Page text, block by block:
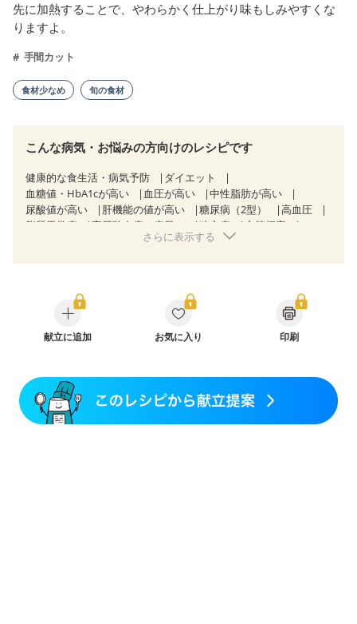
先に加熱することで、やわらかく仕上がり味もしみやすくな
りますよ。
手間カット
食材少なめ 旬の食材
こんな病気・お悩みの方向けのレシピです
健康的な食生活・病気予防
ダイエット
血糖値・HbA1cが高い
血圧が高い
中性脂肪が高い
尿酸値が高い
肝機能の値が高い 糖尿病（2型）
高血圧
脂質異常症
高尿酸血症（痛風） 狭心症
心筋梗塞
胆石症
慢性便秘症
乳がん治療を終えた方・経過観察中の方など
食欲がない
妊娠中(初期)
妊婦健診・体重増加が気になる（初期）
妊婦健診・血圧が気になる（初期）
産後（ミルク）
乾癬
フレイル（年齢に合わせた体作り）
低栄養予防
貧血対策
さらに表示する
献立に追加 お気に入り 印刷